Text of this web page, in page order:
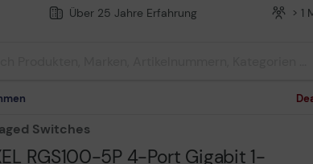
Über 25 Jahre Erfahrung > 1
Switches
RGS100-5P 4-Port Gigabit 1-